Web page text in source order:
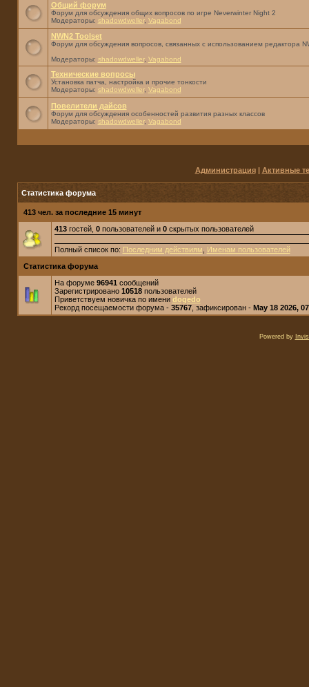
Общий форум
Форум для обсуждения общих вопросов по игре Neverwinter Night 2
Модераторы: shadowdweller, Vagabond
NWN2 Toolset
Форум для обсуждения вопросов, связанных с использованием редактора
Модераторы: shadowdweller, Vagabond
Технические вопросы
Установка патча, настройка и прочие тонкости
Модераторы: shadowdweller, Vagabond
Повелители дайсов
Форум для обсуждения особенностей развития разных классов
Модераторы: shadowdweller, Vagabond
Администрация| Активные
Статистика форума
413 чел. за последние 15 минут
413гостей, 0пользователей и 0скрытых пользователей
Полный список по: Последним действиям
Именам пользователей
Статистика форума
На форуме 96941 сообщений
Зарегистрировано 10518пользователей
Приветствуем новичка по имени dogedo
Рекорд посещаемости форума - 35767, зафиксирован - May 18 2026,
Powered by